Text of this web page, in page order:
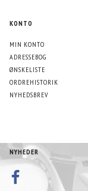
KONTO
MIN KONTO
ADRESSEBOG
ØNSKELISTE
ORDREHISTORIK
NYHEDSBREV
NYHEDER